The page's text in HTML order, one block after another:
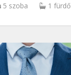
5 szoba 1 fürdő